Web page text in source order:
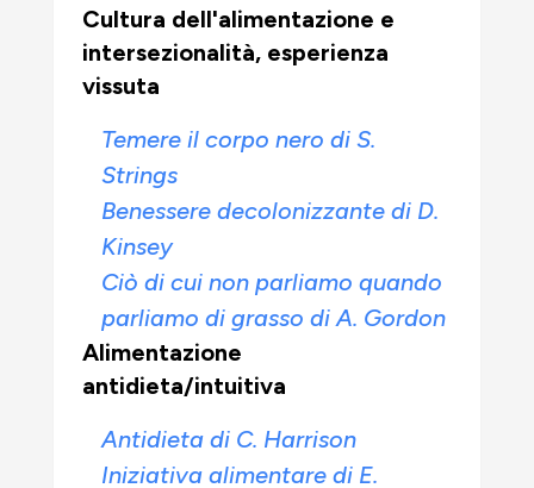
Cultura dell'alimentazione e
intersezionalità, esperienza
vissuta
Temere il corpo nero di S.
Strings
Benessere decolonizzante di D.
Kinsey
Ciò di cui non parliamo quando
parliamo di grasso di A. Gordon
Alimentazione
antidieta/intuitiva
Antidieta di C. Harrison
Iniziativa alimentare di E.